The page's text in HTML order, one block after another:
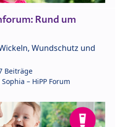
Rund um
Wundschutz und
Beiträge
Sophia – HiPP Forum